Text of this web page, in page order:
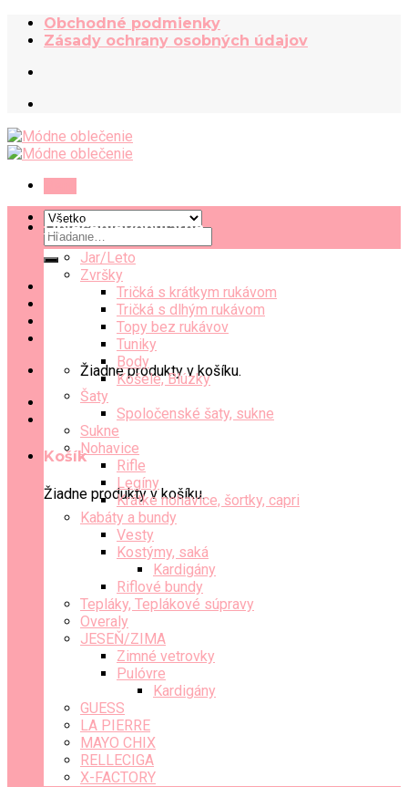
Skip
Obchodné podmienky
Zásady ochrany osobných údajov
Hľadať:
Žiadne produkty v košíku.
Košík
Žiadne produkty v košíku.
Oblečenie
Jar/Leto
Zvršky
Tričká s krátkym rukávom
Tričká s dlhým rukávom
Topy bez rukávov
Tuniky
Body
Košele, Blúzky
Šaty
Spoločenské šaty, sukne
Sukne
Nohavice
Rifle
Legíny
Krátke nohavice, šortky, capri
Kabáty a bundy
Vesty
Kostýmy, saká
Kardigány
Riflové bundy
Tepláky, Teplákové súpravy
Overaly
JESEŇ/ZIMA
Zimné vetrovky
Pulóvre
Kardigány
GUESS
LA PIERRE
MAYO CHIX
RELLECIGA
X-FACTORY